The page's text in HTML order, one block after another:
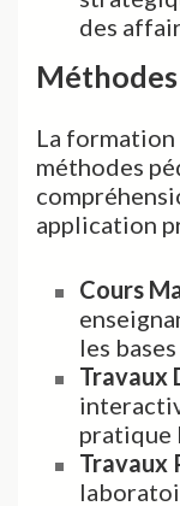
des
La
méthodes
application
Cours
les
Travaux
pratique
Travaux